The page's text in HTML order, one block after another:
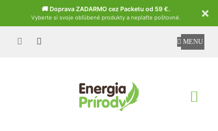
🚚 Doprava ZADARMO cez Packetu od 59 €.
Vyberte si svoje obľúbené produkty a neplaťte poštovné.
Czech